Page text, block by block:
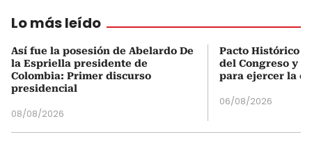
Lo más leído
Así fue la posesión de Abelardo De
la Espriella presidente de
Colombia: Primer discurso
presidencial
08/08/2026
Pacto Histórico
del Congreso y
para ejercer la
06/08/2026